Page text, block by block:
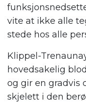
vite at ikke alle
stede hos alle
Klippel-
hovedsakelig
og gir en gradvis
skjelett i den